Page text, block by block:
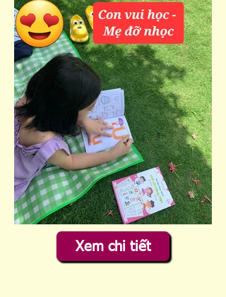
Xem chi tiết